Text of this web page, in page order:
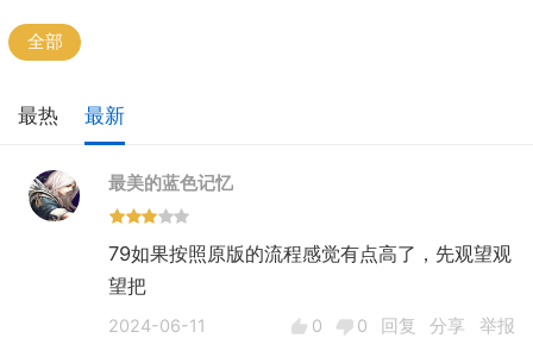
全部
最热 最新
最美的蓝色记忆
79如果按照原版的流程感觉有点高了，先观望观
望把
2024-06-11 0 0 回复 分享 举报